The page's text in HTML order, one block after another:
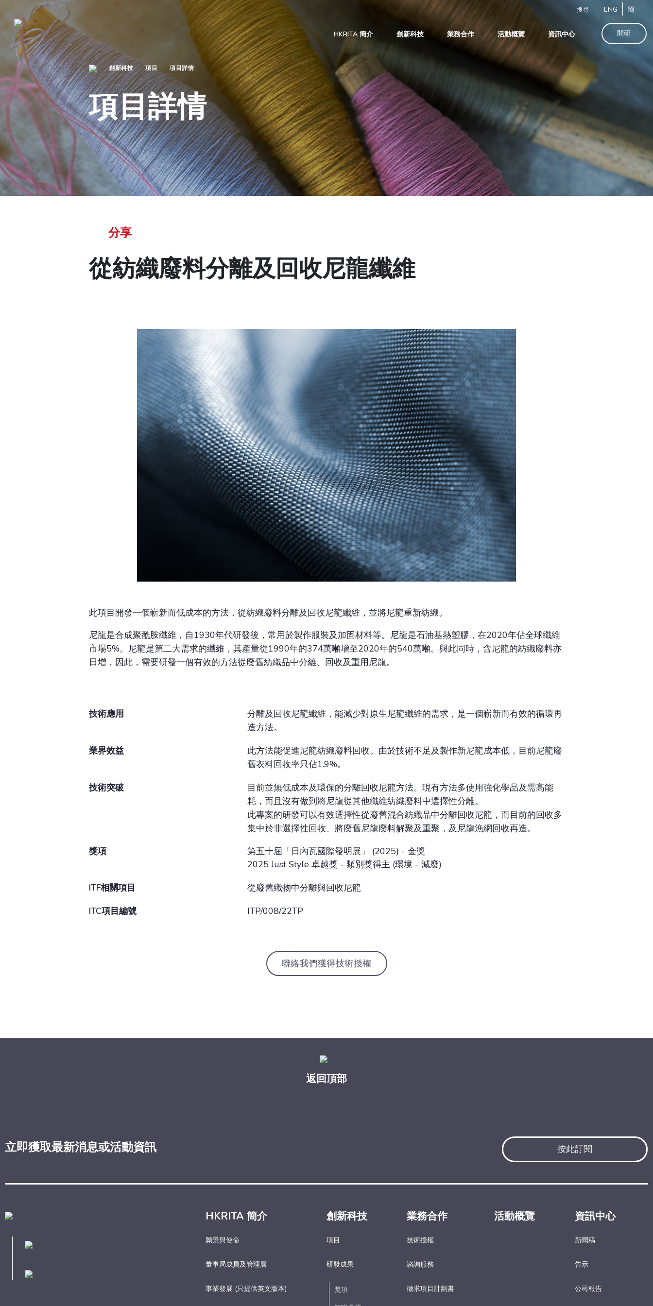
搜尋 ENG 簡
HKRITA 簡介 創新科技 業務合作 活動概覽 資訊中心 開研
創新科技 項目 項目詳情
項目詳情
分享
從紡織廢料分離及回收尼龍纖維
此項目開發一個嶄新而低成本的方法，從紡織廢料分離及回收尼龍纖維，並將尼龍重新紡織。
尼龍是合成聚酰胺纖維，自1930年代研發後，常用於製作服裝及加固材料等。尼龍是石油基熱塑膠，在2020年佔全球纖維
市場5%。尼龍是第二大需求的纖維，其產量從1990年的374萬噸增至2020年的540萬噸。與此同時，含尼龍的紡織廢料亦
日增，因此，需要研發一個有效的方法從廢舊紡織品中分離、回收及重用尼龍。
技術應用
分離及回收尼龍纖維，能減少對原生尼龍纖維的需求，是一個嶄新而有效的循環再
造方法。
業界效益
此方法能促進尼龍紡織廢料回收。由於技術不足及製作新尼龍成本低，目前尼龍廢
舊衣料回收率只佔1.9%。
技術突破
目前並無低成本及環保的分離回收尼龍方法。現有方法多使用強化學品及需高能
耗，而且沒有做到將尼龍從其他纖維紡織廢料中選擇性分離。
此專案的研發可以有效選擇性從廢舊混合紡織品中分離回收尼龍，而目前的回收多
集中於非選擇性回收、將廢舊尼龍廢料解聚及重聚，及尼龍漁網回收再造。
獎項
第五十屆「日內瓦國際發明展」 (2025) - 金獎
2025 Just Style 卓越獎 - 類別獎得主 (環境 - 減廢)
ITF相關項目
從廢舊織物中分離與回收尼龍
ITC項目編號
ITP/008/22TP
聯絡我們獲得技術授權
返回頂部
立即獲取最新消息或活動資訊 按此訂閱
HKRITA 簡介
願景與使命
董事局成員及管理層
事業發展 (只提供英文版本)
創新科技
項目
研發成果
獎項
業務合作
技術授權
諮詢服務
徵求項目計劃書
活動概覽 資訊中心
新聞稿
告示
公司報告